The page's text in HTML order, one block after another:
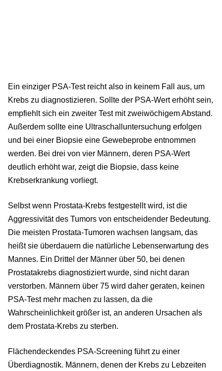
Ein einziger PSA-Test reicht also in keinem Fall aus, um
Krebs zu diagnostizieren. Sollte der PSA-Wert erhöht sein,
empfiehlt sich ein zweiter Test mit zweiwöchigem Abstand.
Außerdem sollte eine Ultraschalluntersuchung erfolgen
und bei einer Biopsie eine Gewebeprobe entnommen
werden. Bei drei von vier Männern, deren PSA-Wert
deutlich erhöht war, zeigt die Biopsie, dass keine
Krebserkrankung vorliegt.
Selbst wenn Prostata-Krebs festgestellt wird, ist die
Aggressivität des Tumors von entscheidender Bedeutung.
Die meisten Prostata-Tumoren wachsen langsam, das
heißt sie überdauern die natürliche Lebenserwartung des
Mannes. Ein Drittel der Männer über 50, bei denen
Prostatakrebs diagnostiziert wurde, sind nicht daran
verstorben. Männern über 75 wird daher geraten, keinen
PSA-Test mehr machen zu lassen, da die
Wahrscheinlichkeit größer ist, an anderen Ursachen als
dem Prostata-Krebs zu sterben.
Flächendeckendes PSA-Screening führt zu einer
Überdiagnostik. Männern, denen der Krebs zu Lebzeiten